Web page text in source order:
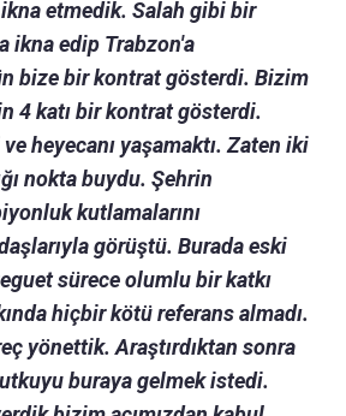
etmedik. Salah gibi bir
ikna edip Trabzon'a
bize bir kontrat gösterdi. Bizim
4 katı bir kontrat gösterdi.
heyecanı yaşamaktı. Zaten iki
nokta buydu. Şehrin
kutlamalarını
görüştü. Burada eski
sürece olumlu bir katkı
hiçbir kötü referans almadı.
yönettik. Araştırdıktan sonra
buraya gelmek istedi.